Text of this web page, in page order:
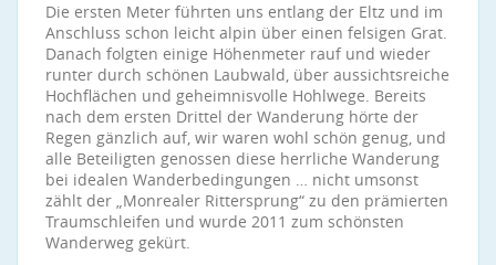
Die ersten Meter führten uns entlang der Eltz und im
Anschluss schon leicht alpin über einen felsigen Grat.
Danach folgten einige Höhenmeter rauf und wieder
runter durch schönen Laubwald, über aussichtsreiche
Hochflächen und geheimnisvolle Hohlwege. Bereits
nach dem ersten Drittel der Wanderung hörte der
Regen gänzlich auf, wir waren wohl schön genug, und
alle Beteiligten genossen diese herrliche Wanderung
bei idealen Wanderbedingungen … nicht umsonst
zählt der „Monrealer Rittersprung“ zu den prämierten
Traumschleifen und wurde 2011 zum schönsten
Wanderweg gekürt.